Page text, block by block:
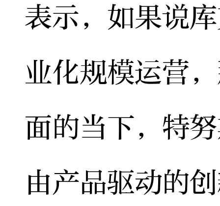
表示，如果说
业化规模运营
面的当下，特
由产品驱动的